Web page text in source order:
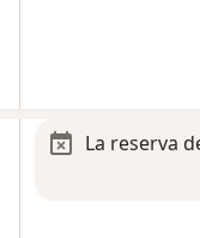
La reserva